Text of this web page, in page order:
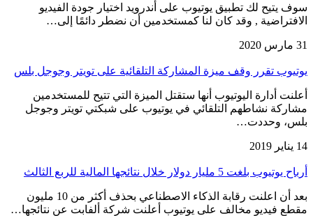
سوف يتيح لك تطبيق يوتيوب على أندرويد اختيار جودة الفيديو
الافتراضية , وقد كان لنا كمستخدمين أن نضطر دائمًا إلى…
31 مارس 2020
يوتيوب تقرر وقف ميزة المشاركة التلقائية على تويتر وجوجل بلس
أعلنت أدارة اليوتيوب أنها ستقتل الميزة التي تتيح للمستخدمين
مشاركة نشاطهم التلقائي في يوتيوب على شبكتي تويتر وجوجل
بلس، وحددت…
14 يناير 2019
أرباح يوتيوب بلغت 5 مليار دولار خلال نتائجها المالية للربع الثالث
بعد أن اعلنت رقابة الذكاء الاصطناعي بحذف أكثر من 10 مليون
مقطع فيديو مخالف على يوتيوب أعلنت شركة ألفابت عن نتائجها…